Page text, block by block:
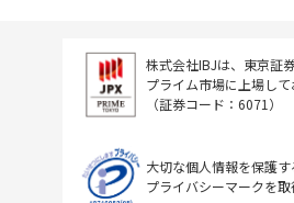
株式会社IBJは、東京証
プライム市場に上場して
（証券コード：6071）
大切な個人情報を保護
プライバシーマークを取